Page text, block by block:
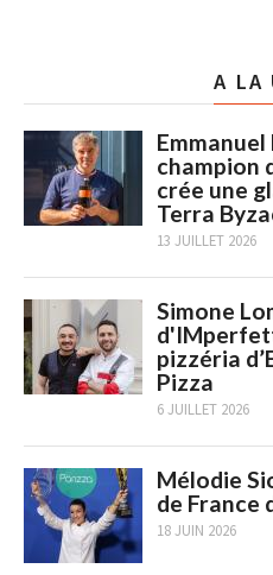
A LA
champion
crée une
Terra
13 JUILLET 2026
Simone
pizzéria
Pizza
6 JUILLET 2026
Mélodie
de France
18 JUIN 2026